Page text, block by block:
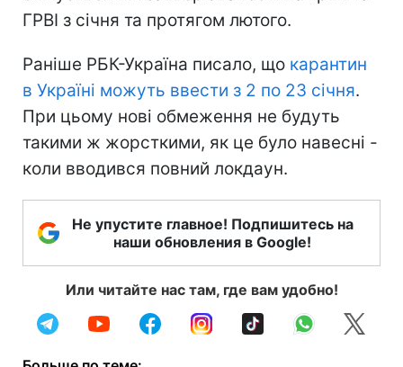
ГРВІ з січня та протягом лютого.
Раніше РБК-Україна писало, що карантин
в Україні можуть ввести з 2 по 23 січня.
При цьому нові обмеження не будуть
такими ж жорсткими, як це було навесні -
коли вводився повний локдаун.
Не упустите главное! Подпишитесь на
наши обновления в Google!
Или читайте нас там, где вам удобно!